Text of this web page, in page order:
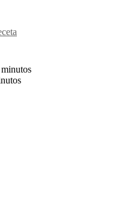
minutos